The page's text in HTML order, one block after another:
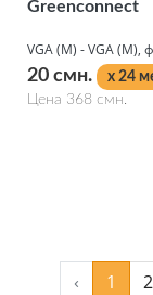
Greenconnect
VGA (M) - VGA (M),
20 смн.
x 24
Цена 368 смн.
‹ 1 2